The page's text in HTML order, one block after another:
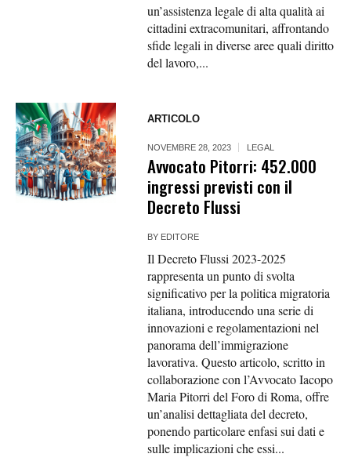
un’assistenza legale di alta qualità ai
cittadini extracomunitari, affrontando
sfide legali in diverse aree quali diritto
del lavoro,...
ARTICOLO
NOVEMBRE 28, 2023 LEGAL
Avvocato Pitorri: 452.000
ingressi previsti con il
Decreto Flussi
BY EDITORE
Il Decreto Flussi 2023-2025
rappresenta un punto di svolta
significativo per la politica migratoria
italiana, introducendo una serie di
innovazioni e regolamentazioni nel
panorama dell’immigrazione
lavorativa. Questo articolo, scritto in
collaborazione con l’Avvocato Iacopo
Maria Pitorri del Foro di Roma, offre
un’analisi dettagliata del decreto,
ponendo particolare enfasi sui dati e
sulle implicazioni che essi...